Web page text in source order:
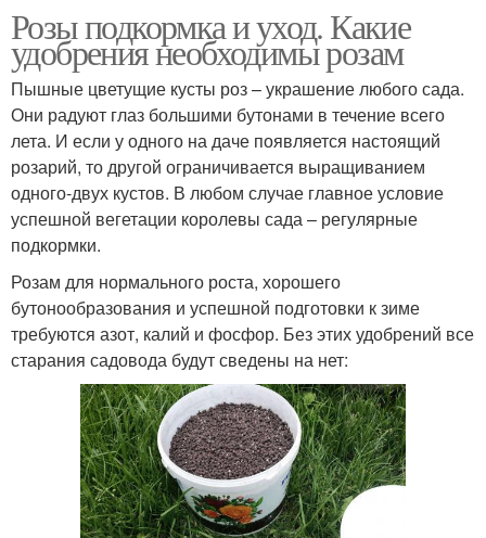
Розы подкормка и уход. Какие
удобрения необходимы розам
Пышные цветущие кусты роз – украшение любого сада.
Они радуют глаз большими бутонами в течение всего
лета. И если у одного на даче появляется настоящий
розарий, то другой ограничивается выращиванием
одного-двух кустов. В любом случае главное условие
успешной вегетации королевы сада – регулярные
подкормки.
Розам для нормального роста, хорошего
бутонообразования и успешной подготовки к зиме
требуются азот, калий и фосфор. Без этих удобрений все
старания садовода будут сведены на нет: